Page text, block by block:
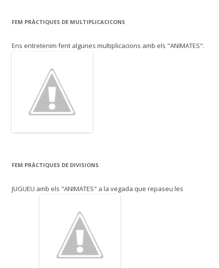
k ix
FEM PRÀCTIQUES DE MULTIPLICACICONS
Ens entretenim fent algunes multiplicacions amb els "ANIMATES".
FEM PRÀCTIQUES DE DIVISIONS
JUGUEU amb els "ANIMATES" a la vegada que repaseu les